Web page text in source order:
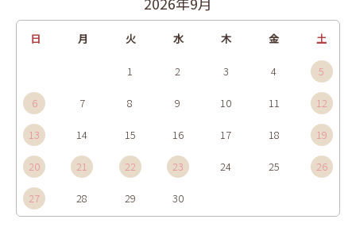
日 月 火 水 木 金 土
1 2 3 4 5
6 7 8 9 10 11 12
13 14 15 16 17 18 19
20 21 22 23 24 25 26
27 28 29 30